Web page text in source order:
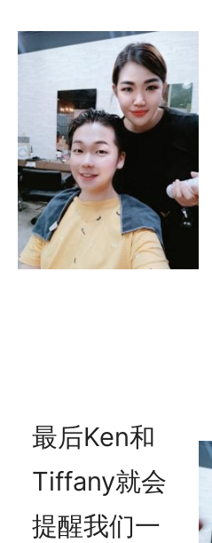
最后Ken和
Tiffany就会
提醒我们一